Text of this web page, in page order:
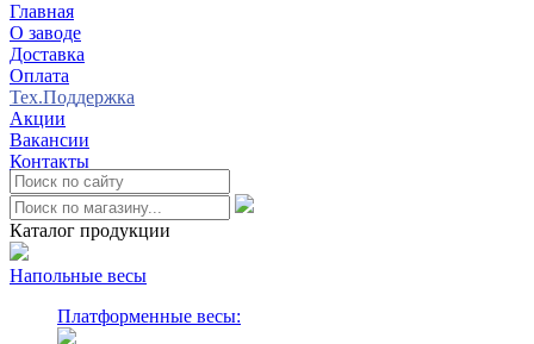
Главная
О заводе
Доставка
Оплата
Тех.Поддержка
Акции
Вакансии
Контакты
Каталог продукции
Напольные весы
Платформенные весы:
0